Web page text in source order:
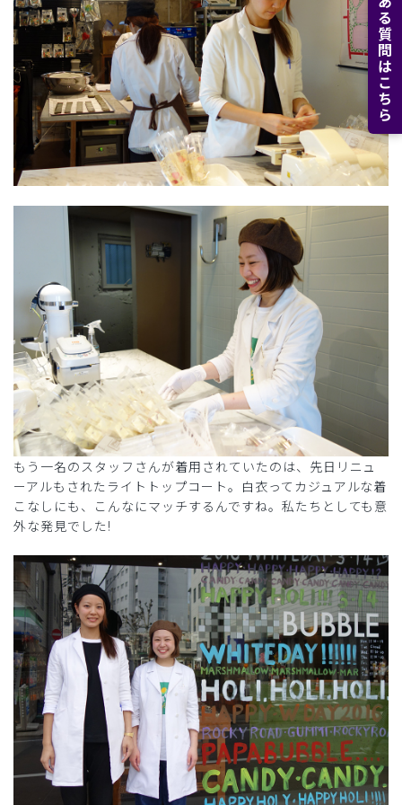
よくある質問はこちら
もう一名のスタッフさんが着用されていたのは、先日リニュ
ーアルもされたライトトップコート。白衣ってカジュアルな着
こなしにも、こんなにマッチするんですね。私たちとしても意
外な発見でした!